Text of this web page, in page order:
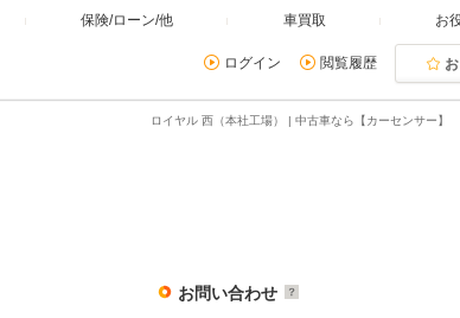
保険/ローン/他 車買取 お
ログイン 閲覧履歴
ロイヤル 西（本社工場） | 中古車なら【カーセンサー】
お問い合わせ